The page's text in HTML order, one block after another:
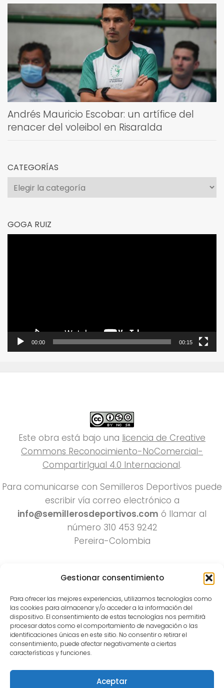
Gestionar consentimiento
Para ofrecer las mejores experiencias, utilizamos tecnologías como
las cookies para almacenar y/o acceder a la información del
dispositivo. El consentimiento de estas tecnologías nos permitirá
procesar datos como el comportamiento de navegación o las
identificaciones únicas en este sitio. No consentir o retirar el
consentimiento, puede afectar negativamente a ciertas
características y funciones.
Aceptar
Andrés Mauricio Escobar: un artífice del
renacer del voleibol en Risaralda
CATEGORÍAS
Categorías
GOGA RUIZ
00:00 00:15
Este obra está bajo una licencia de Creative
Commons Reconocimiento-NoComercial-
CompartirIgual 4.0 Internacional.
Para comunicarse con Semilleros Deportivos puede
escribir vía correo electrónico a
info@semillerosdeportivos.com ó llamar al
número 310 453 9242
Pereira-Colombia
Todos los derechos reservados 2022.
Funciona con - Diseñado con el